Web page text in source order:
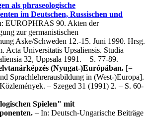
als phraseologische
im Deutschen, Russischen und
EUROPHRAS 90. Akten der
zur germanistischen
Aske/Schweden 12.-15. Juni 1990. Hrsg.
Acta Universitatis Upsaliensis. Studia
32, Uppsala 1991. – S. 77-89.
(Nyugat-)Európában. [=
Sprachlehrerausbildung in (West-)Europa].
– Szeged 31 (1991) 2. – S. 60-
Spielen" mit
– In: Deutsch-Ungarische Beiträge